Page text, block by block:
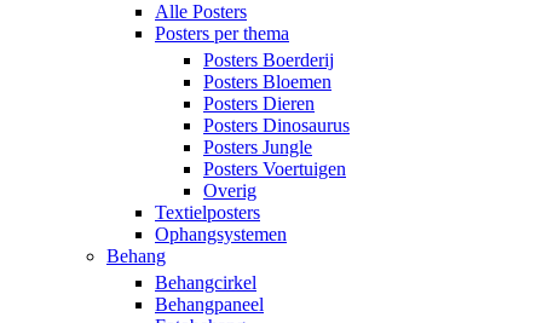
Alle Posters
Posters per thema
Posters Boerderij
Posters Bloemen
Posters Dieren
Posters Dinosaurus
Posters Jungle
Posters Voertuigen
Overig
Textielposters
Ophangsystemen
Behang
Behangcirkel
Behangpaneel